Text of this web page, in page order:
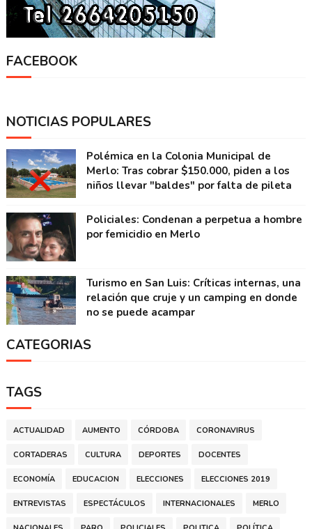
FACEBOOK
NOTICIAS POPULARES
Polémica en la Colonia Municipal de
Merlo: Tras cobrar $150.000, piden a los
niños llevar "baldes" por falta de pileta
Policiales: Condenan a perpetua a hombre
por femicidio en Merlo
Turismo en San Luis: Críticas internas, una
relación que cruje y un camping en donde
no se puede acampar
CATEGORIAS
TAGS
ACTUALIDAD AUMENTO CÓRDOBA CORONAVIRUS
CORTADERAS CULTURA DEPORTES DOCENTES
ECONOMÍA EDUCACION ELECCIONES ELECCIONES 2019
ENTREVISTAS ESPECTÁCULOS INTERNACIONALES MERLO